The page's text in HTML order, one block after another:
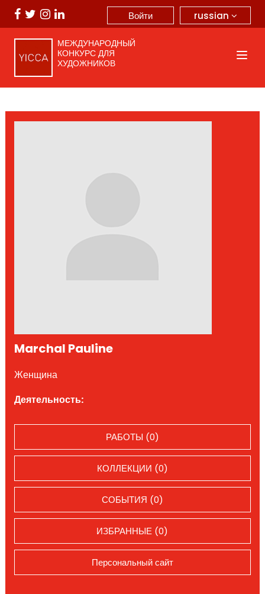
russian
Войти
МЕЖДУНАРОДНЫЙ
КОНКУРС ДЛЯ
ХУДОЖНИКОВ
Marchal Pauline
Женщина
Деятельность:
РАБОТЫ (0)
КОЛЛЕКЦИИ (0)
СОБЫТИЯ (0)
ИЗБРАННЫЕ (0)
Персональный сайт